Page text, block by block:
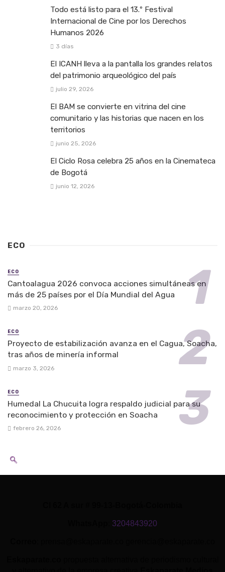
Todo está listo para el 13.º Festival
Internacional de Cine por los Derechos
Humanos 2026
3 días
El ICANH lleva a la pantalla los grandes relatos
del patrimonio arqueológico del país
julio 29, 2026
El BAM se convierte en vitrina del cine
comunitario y las historias que nacen en los
territorios
junio 25, 2026
El Ciclo Rosa celebra 25 años en la Cinemateca
de Bogotá
junio 12, 2026
ECO
ECO
Cantoalagua 2026 convoca acciones simultáneas en
más de 25 países por el Día Mundial del Agua
marzo 20, 2026
ECO
Proyecto de estabilización avanza en el Cagua, Soacha,
tras años de minería informal
marzo 3, 2026
ECO
Humedal La Chucuita logra respaldo judicial para su
reconocimiento y protección en Soacha
febrero 26, 2026
3204843920